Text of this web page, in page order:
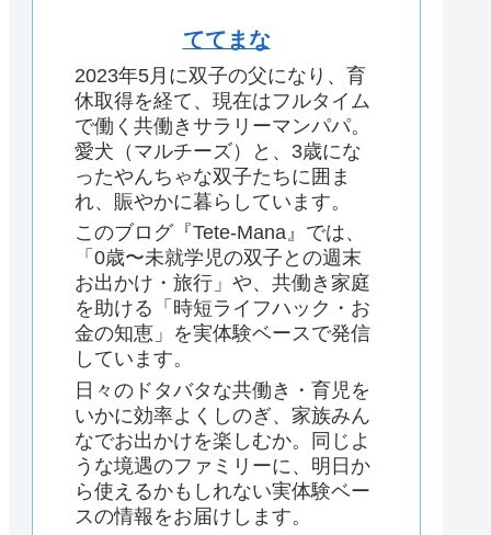
ててまな
2023年5月に双子の父になり、育
休取得を経て、現在はフルタイム
で働く共働きサラリーマンパパ。
愛犬（マルチーズ）と、3歳にな
ったやんちゃな双子たちに囲ま
れ、賑やかに暮らしています。
このブログ『Tete-Mana』では、
「0歳〜未就学児の双子との週末
お出かけ・旅行」や、共働き家庭
を助ける「時短ライフハック・お
金の知恵」を実体験ベースで発信
しています。
日々のドタバタな共働き・育児を
いかに効率よくしのぎ、家族みん
なでお出かけを楽しむか。同じよ
うな境遇のファミリーに、明日か
ら使えるかもしれない実体験ベー
スの情報をお届けします。